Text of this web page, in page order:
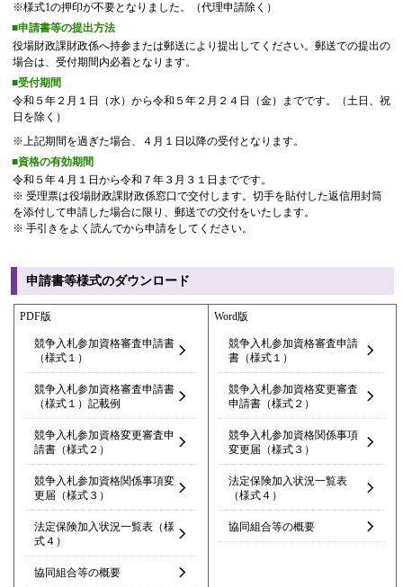
※様式1の押印が不要となりました。（代理申請除く）
■申請書等の提出方法
役場財政課財政係へ持参または郵送により提出してください。郵送での提出の
場合は、受付期間内必着となります。
■受付期間
令和５年２月１日（水）から令和５年２月２４日（金）までです。（土日、祝
日を除く）
※上記期間を過ぎた場合、４月１日以降の受付となります。
■資格の有効期間
令和５年４月１日から令和７年３月３１日までです。
※ 受理票は役場財政課財政係窓口で交付します。切手を貼付した返信用封筒
を添付して申請した場合に限り、郵送での交付をいたします。
※ 手引きをよく読んでから申請をしてください。
申請書等様式のダウンロード
PDF版
競争入札参加資格審査申請書
（様式１）
競争入札参加資格審査申請書
（様式１）記載例
競争入札参加資格変更審査申
請書（様式２）
競争入札参加資格関係事項変
更届（様式３）
法定保険加入状況一覧表（様
式４）
協同組合等の概要
Word版
競争入札参加資格審査申請
書（様式１）
競争入札参加資格変更審査
申請書（様式２）
競争入札参加資格関係事項
変更届（様式３）
法定保険加入状況一覧表
（様式４）
協同組合等の概要